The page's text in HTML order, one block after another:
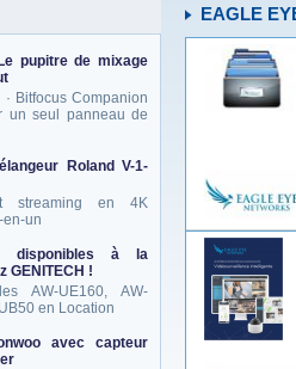
pupitre de mixage
· Bitfocus Companion
un seul panneau de
Roland V-1-
streaming en 4K
en-un
disponibles à la
GENITECH !
AW-UE160, AW-
en Location
avec capteur
EAGLE